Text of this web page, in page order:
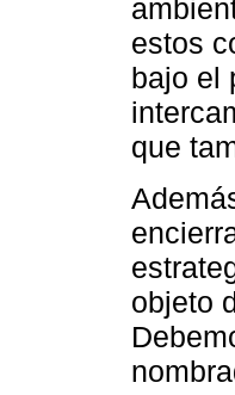
estos
bajo el
que
objeto